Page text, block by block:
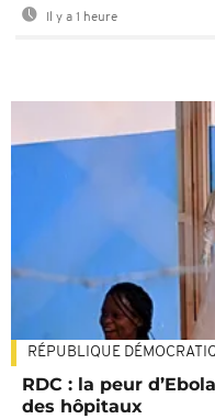
Il y a 1 heure
RÉPUBLIQUE
RDC : la peur
des hôpitaux